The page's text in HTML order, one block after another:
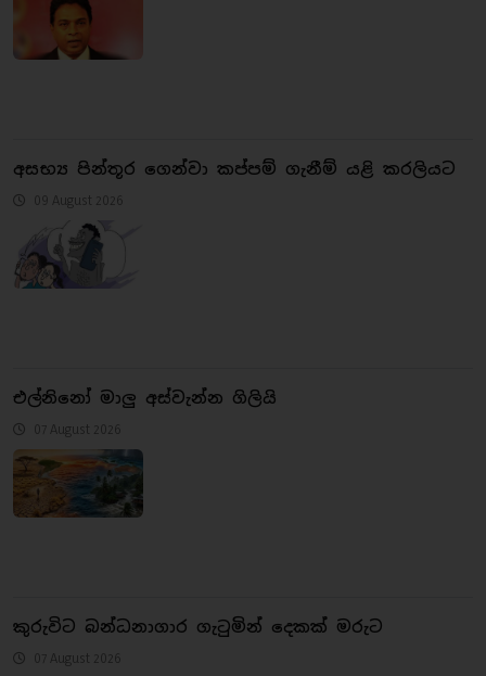
අසභ්‍ය පින්තූර ගෙන්වා කප්පම් ගැනීම් යළි කරලියට
09 August 2026
එල්නිනෝ මාලු අස්වැන්න ගිලියි
07 August 2026
කුරුවිට බන්ධනාගාර ගැටුමින් දෙකක් මරුට
07 August 2026